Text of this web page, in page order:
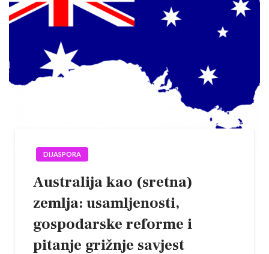
DIJASPORA
Australija kao (sretna)
zemlja: usamljenosti,
gospodarske reforme i
pitanje grižnje savjest